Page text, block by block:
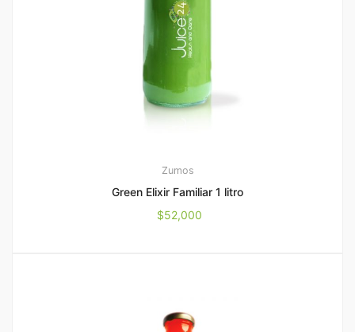
Zumos
Green Elixir Familiar 1 litro
$52,000